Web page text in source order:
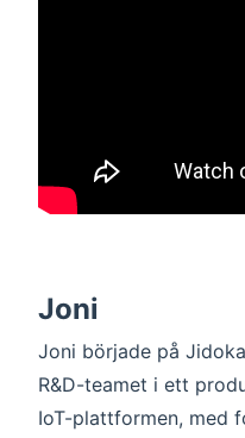
Joni
Joni började på
R&D-teamet i ett
IoT-plattformen, med